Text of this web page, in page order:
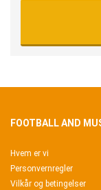
FOOTBALL AND
Hvem er vi
Personvernregler
Vilkår og betingelser